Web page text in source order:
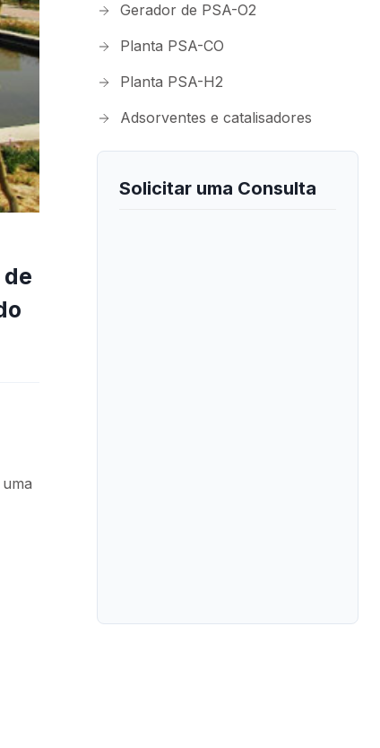
Gerador de PSA-O2
Planta PSA-CO
Planta PSA-H2
Adsorventes e catalisadores
Solicitar uma Consulta